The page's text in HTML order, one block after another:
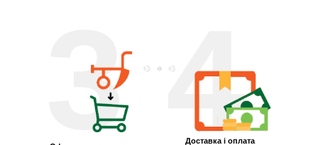
4
3 Доставка і оплата